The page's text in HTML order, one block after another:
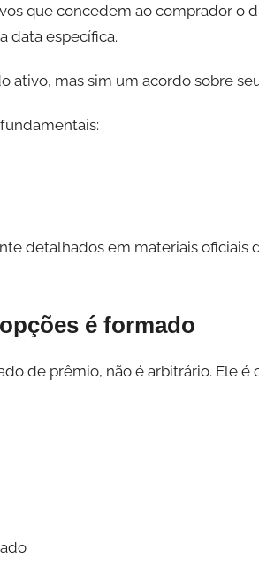
que concedem ao comprador o
data específica.
ativo, mas sim um acordo sobre
detalhados em materiais oficiais
é formado
de prêmio, não é arbitrário. Ele